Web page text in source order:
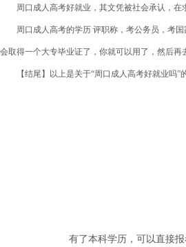
入学考试
考试时间
周口成人高考好就业，其文凭被社会承认，在
周口成人高考的学历 评职称，考公务员，考国
会取得一个大专毕业证了，你就可以用了，然后
【结尾】以上是关于“周口成人高考好就业吗”
有了本科学历，可以直接